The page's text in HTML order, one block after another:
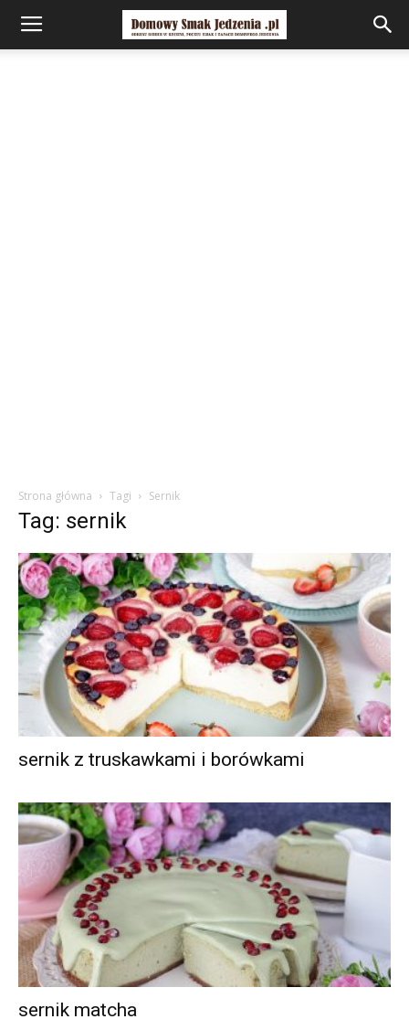
Strona główna Tagi Sernik
Tag: sernik
sernik z truskawkami i borówkami
sernik matcha